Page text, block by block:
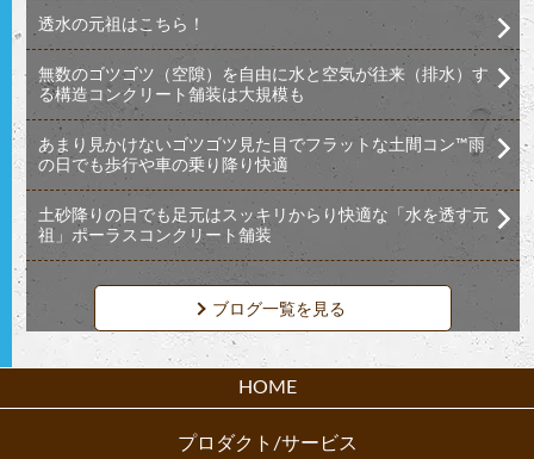
透水の元祖はこちら！
無数のゴツゴツ（空隙）を自由に水と空気が往来（排水）す
る構造コンクリート舗装は大規模も
あまり見かけないゴツゴツ見た目でフラットな土間コン™︎雨
の日でも歩行や車の乗り降り快適
土砂降りの日でも足元はスッキリからり快適な「水を透す元
祖」ポーラスコンクリート舗装
ブログ一覧を見る
HOME
プロダクト/サービス